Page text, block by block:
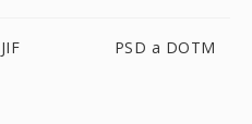
PSD a DOTM